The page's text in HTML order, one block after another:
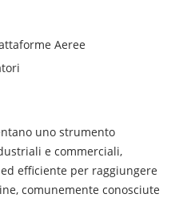
Aeree
uno strumento
e commerciali,
efficiente per raggiungere
comunemente conosciute